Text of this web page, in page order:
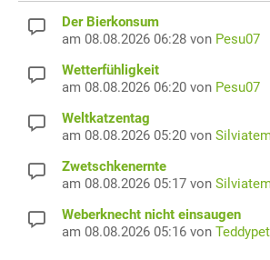
Der Bierkonsum
am 08.08.2026 06:28 von Pesu07
Wetterfühligkeit
am 08.08.2026 06:20 von Pesu07
Weltkatzentag
am 08.08.2026 05:20 von
Zwetschkenernte
am 08.08.2026 05:17 von
Weberknecht nicht einsaugen
am 08.08.2026 05:16 von